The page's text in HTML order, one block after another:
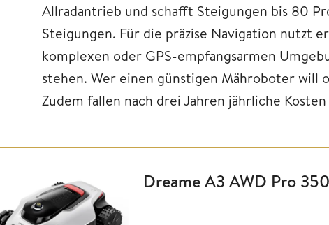
Allradantrieb und schafft Steigungen bis 80
Steigungen. Für die präzise Navigation nutzt
komplexen oder GPS-empfangsarmen
stehen. Wer einen günstigen Mähroboter will
Zudem fallen nach drei Jahren jährliche
Dreame A3 AWD Pro